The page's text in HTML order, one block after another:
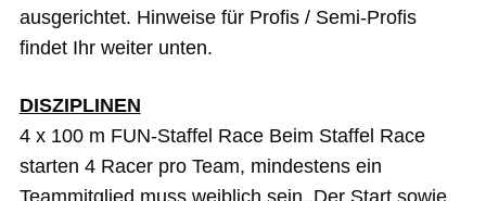
ausgerichtet. Hinweise für Profis / Semi-Profis
findet Ihr weiter unten.
DISZIPLINEN
4 x 100 m FUN-Staffel Race Beim Staffel Race
starten 4 Racer pro Team, mindestens ein